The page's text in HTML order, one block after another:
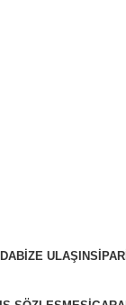
BİZE ULAŞIN